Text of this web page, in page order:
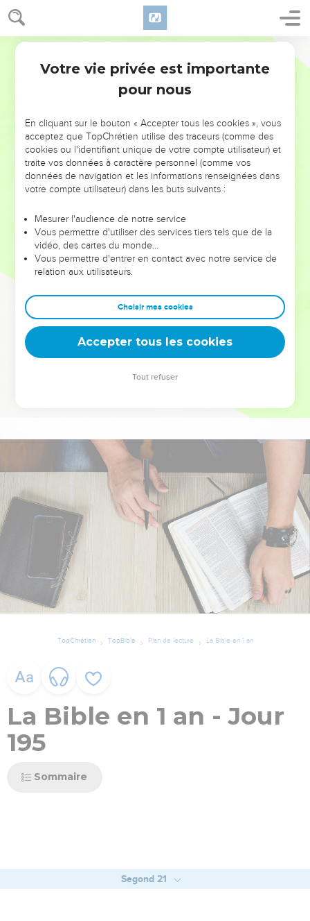
NE MANQUEZ PAS L’ÉVÉNEMENT
DE L’ANNÉE !
ET SI LEURS ERREURS POUVAIENT VOUS ÉVITER LES
VOTRES ?
leur foi ou leur vision. Mais on voit moins les doutes, les erreurs
et les saisons difficiles qu'ils ont traversés, alors même que ce
sont elles qui les ont façonnés.
Dans cette conférence, leaders, entrepreneurs, et responsables
clés pour avancer avec plus de sagesse afin que leurs erreurs
deviennent vos tremplins. Que vous guidiez un ministère, une
équipe, un groupe ou une famille, leur expérience est faite
TopChrétien TopBible Plan de lecture La Bible en 1 an
La Bible en 1 an - Jour
195
Sommaire
Segond 21
Votre vie privée est importante
pour nous
En cliquant sur le bouton « Accepter tous les cookies », vous
acceptez que TopChrétien utilise des traceurs (comme des
cookies ou l'identifiant unique de votre compte utilisateur) et
traite vos données à caractère personnel (comme vos
données de navigation et les informations renseignées dans
votre compte utilisateur) dans les buts suivants :
Mesurer l'audience de notre service
Vous permettre d'utiliser des services tiers tels que de la
vidéo, des cartes du monde…
Vous permettre d'entrer en contact avec notre service de
relation aux utilisateurs.
Choisir mes cookies
Accepter tous les cookies
Tout refuser